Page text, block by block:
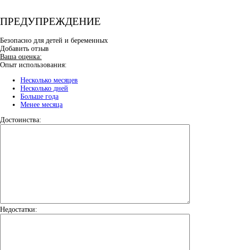
ПРЕДУПРЕЖДЕНИЕ
Безопасно для детей и беременных
Добавить отзыв
Ваша оценка:
Опыт использования:
Несколько месяцев
Несколько дней
Больше года
Менее месяца
Достоинства:
Недостатки: